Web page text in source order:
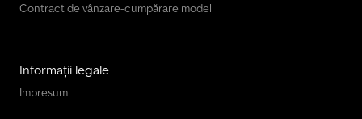
Contract de vânzare-cumpărare model
Informații legale
Impresum